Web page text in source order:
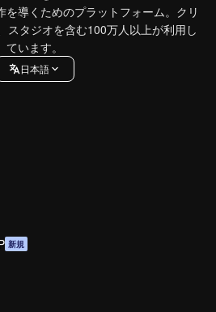
導くためのプラットフォーム。クリ
スタジオを含む100万人以上が利用し
ています。
日本語
新規